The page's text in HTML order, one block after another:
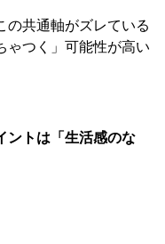
の共通軸がズレている
ゃつく」可能性が高い
ントは「生活感のな